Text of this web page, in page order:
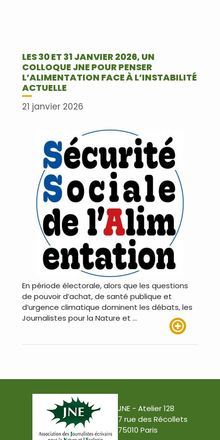
LES 30 ET 31 JANVIER 2026, UN
COLLOQUE JNE POUR PENSER
L’ALIMENTATION FACE À L’INSTABILITÉ
ACTUELLE
21 janvier 2026
En période électorale, alors que les questions
de pouvoir d’achat, de santé publique et
d’urgence climatique dominent les débats, les
Journalistes pour la Nature et …
JNE - Atelier 128
7 rue des Récollets
75010 Paris